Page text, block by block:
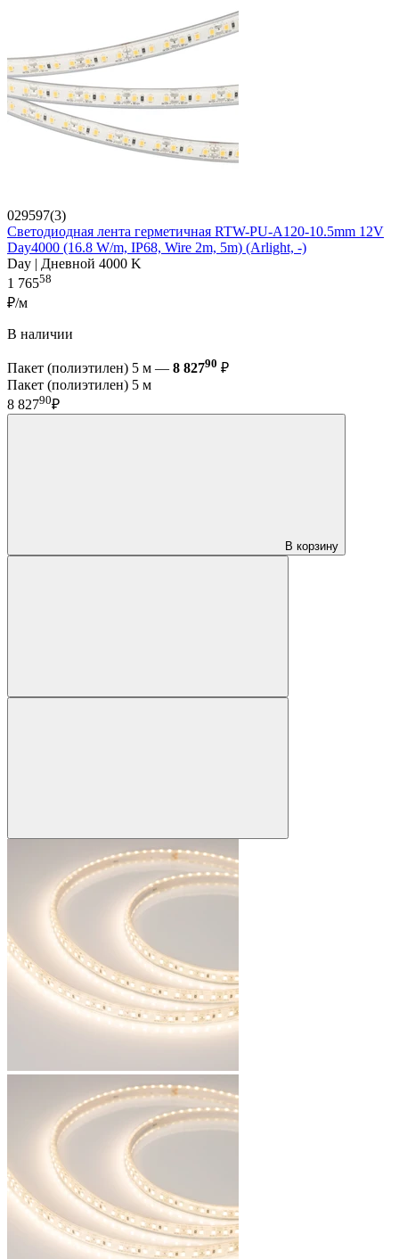
029597(3)
Светодиодная лента герметичная RTW-PU-A120-10.5mm 12V
Day4000 (16.8 W/m, IP68, Wire 2m, 5m) (Arlight, -)
Day | Дневной 4000 K
1 76558
₽/м
В наличии
Пакет (полиэтилен) 5 м — 8 82790 ₽
Пакет (полиэтилен) 5 м
8 82790₽
В корзину